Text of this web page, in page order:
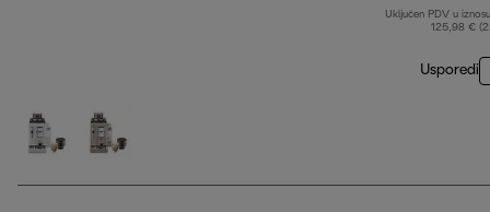
Uključen PDV u
125,98 €
Usporedi